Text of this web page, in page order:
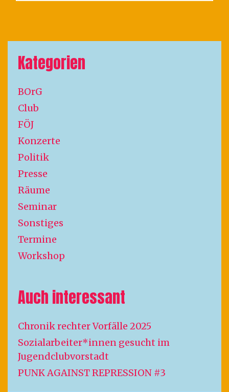
Kategorien
BOrG
Club
FÖJ
Konzerte
Politik
Presse
Räume
Seminar
Sonstiges
Termine
Workshop
Auch interessant
Chronik rechter Vorfälle 2025
Sozialarbeiter*innen gesucht im
Jugendclubvorstadt
PUNK AGAINST REPRESSION #3